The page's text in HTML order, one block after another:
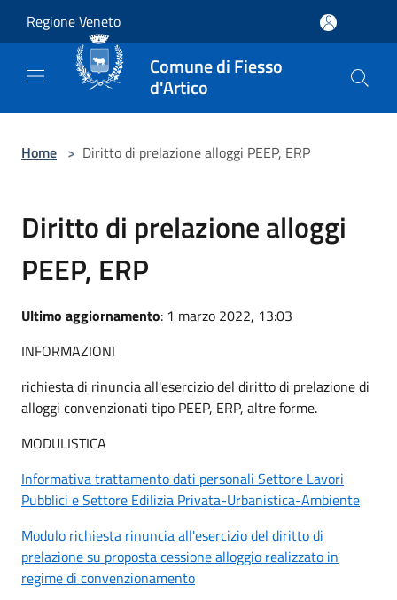
Regione Veneto
Comune di Fiesso
d'Artico
Home > Diritto di prelazione alloggi PEEP, ERP
Diritto di prelazione alloggi
PEEP, ERP
Ultimo aggiornamento: 1 marzo 2022, 13:03
INFORMAZIONI
richiesta di rinuncia all'esercizio del diritto di prelazione di
alloggi convenzionati tipo PEEP, ERP, altre forme.
MODULISTICA
Informativa trattamento dati personali Settore Lavori
Pubblici e Settore Edilizia Privata-Urbanistica-Ambiente
Modulo richiesta rinuncia all'esercizio del diritto di
prelazione su proposta cessione alloggio realizzato in
regime di convenzionamento